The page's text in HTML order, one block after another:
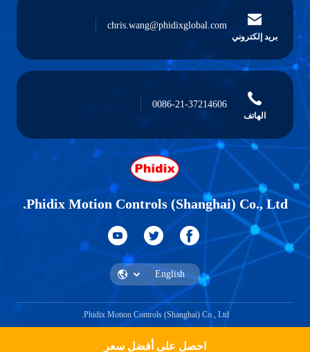
احصل على أفضل سعر
بريد إلكتروني
chris.wang@phidixglobal.com
الهاتف
0086-21-37214606
Phidix Motion Controls (Shanghai) Co., Ltd.
Phidix Motion Controls (Shanghai) Co., Ltd.
احصل على اقتباس